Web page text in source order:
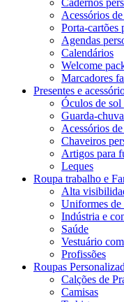
Acessórios
Porta-cartões
Agendas
Calendários
Welcome
Marcadores
Presentes e
Óculos de sol
Guarda-
Acessórios
Chaveiros
Artigos para
Leques
Roupa trabalho e
Alta
Uniformes de
Indústria e
Saúde
Vestuário
Profissões
Roupas
Calções de
Camisas